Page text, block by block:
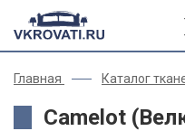
Главная Каталог
Camelot